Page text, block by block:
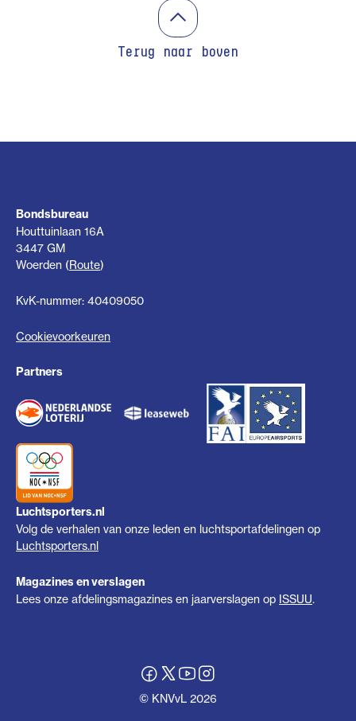
Terug naar boven
Bondsbureau
Houttuinlaan 16A
3447 GM
Woerden (Route)
KvK-nummer: 40409050
Cookievoorkeuren
Partners
Luchtsporters.nl
Volg de verhalen van onze leden en luchtsportafdelingen op
Luchtsporters.nl
Magazines en verslagen
Lees onze afdelingsmagazines en jaarverslagen op ISSUU.
© KNVvL 2026